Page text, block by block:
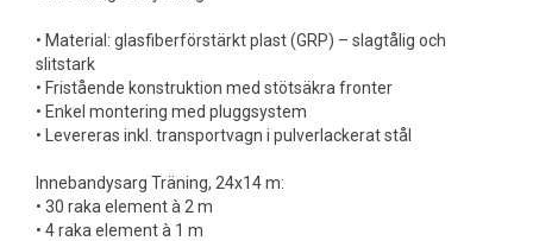
• Material: glasfiberförstärkt plast (GRP) – slagtålig och
slitstark
• Fristående konstruktion med stötsäkra fronter
• Enkel montering med pluggsystem
• Levereras inkl. transportvagn i pulverlackerat stål
Innebandysarg Träning, 24x14 m:
• 30 raka element à 2 m
• 4 raka element à 1 m